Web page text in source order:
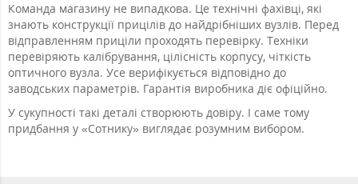
Команда магазину не випадкова. Це технічні фахівці, які
знають конструкції прицілів до найдрібніших вузлів. Перед
відправленням приціли проходять перевірку. Техніки
перевіряють калібрування, цілісність корпусу, чіткість
оптичного вузла. Усе верифікується відповідно до
заводських параметрів. Гарантія виробника діє офіційно.
У сукупності такі деталі створюють довіру. І саме тому
придбання у «Сотнику» виглядає розумним вибором.